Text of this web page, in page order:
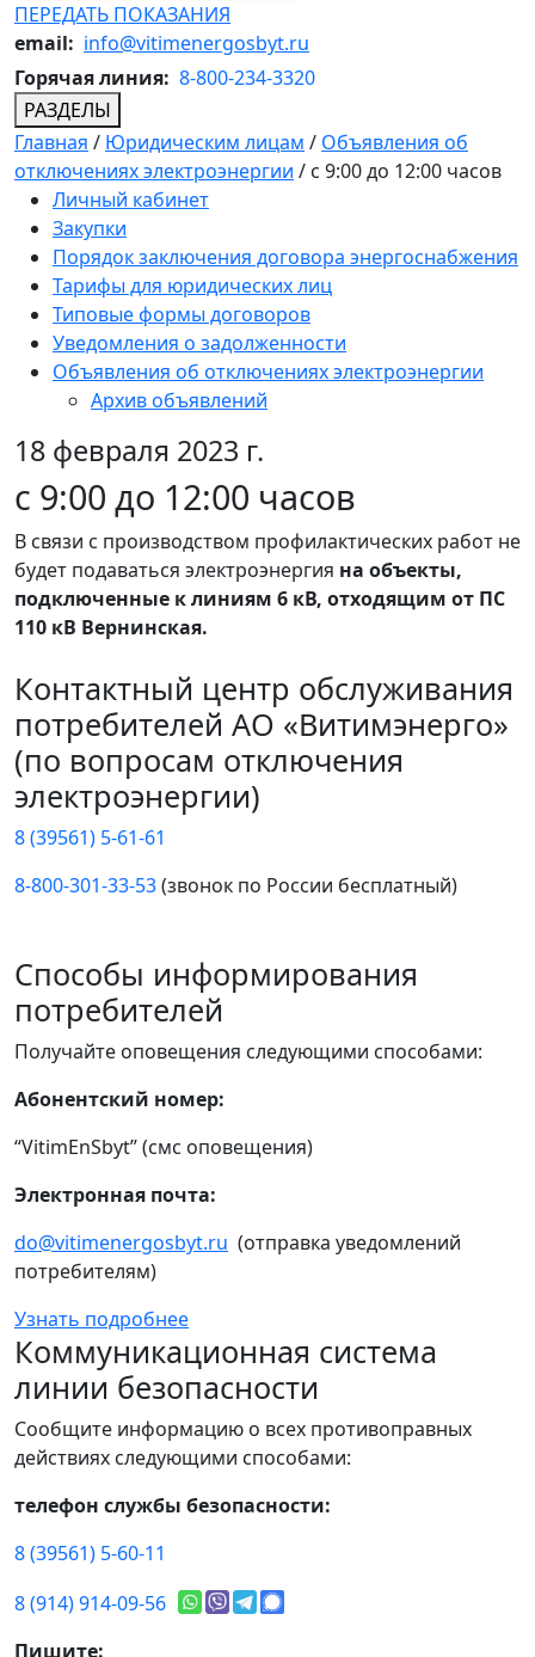
ПЕРЕДАТЬ ПОКАЗАНИЯ
email: info@vitimenergosbyt.ru
Горячая линия: 8-800-234-3320
РАЗДЕЛЫ
Главная / Юридическим лицам / Объявления об
отключениях электроэнергии / с 9:00 до 12:00 часов
Личный кабинет
Закупки
Порядок заключения договора энергоснабжения
Тарифы для юридических лиц
Типовые формы договоров
Уведомления о задолженности
Объявления об отключениях электроэнергии
Архив объявлений
18 февраля 2023 г.
с 9:00 до 12:00 часов
В связи с производством профилактических работ не
будет подаваться электроэнергия на объекты,
подключенные к линиям 6 кВ, отходящим от ПС
110 кВ Вернинская.
Контактный центр обслуживания
потребителей АО «Витимэнерго»
(по вопросам отключения
электроэнергии)
8 (39561) 5-61-61
8-800-301-33-53(звонок по России бесплатный)
Способы информирования
потребителей
Получайте оповещения следующими способами:
Абонентский номер:
“VitimEnSbyt” (смс оповещения)
Электронная почта:
do@vitimenergosbyt.ru (отправка уведомлений
потребителям)
Узнать подробнее
Коммуникационная система
линии безопасности
Сообщите информацию о всех противоправных
действиях следующими способами:
телефон службы безопасности:
8 (39561) 5-60-11
8 (914) 914-09-56
Пишите: